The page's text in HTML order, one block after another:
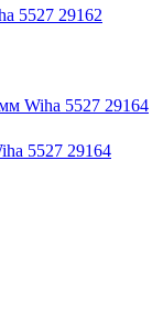
5527 29162
5527 29164